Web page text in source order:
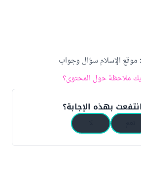
: موقع الإسلام سؤال وجواب
ملاحظة حول المحتوى؟
بهذه الإجابة؟